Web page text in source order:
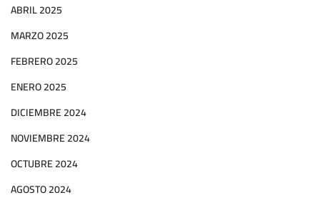
ABRIL 2025
MARZO 2025
FEBRERO 2025
ENERO 2025
DICIEMBRE 2024
NOVIEMBRE 2024
OCTUBRE 2024
AGOSTO 2024